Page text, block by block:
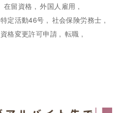
在留資格
外国人雇用
特定活動46号
社会保険労務士
資格変更許可申請
転職